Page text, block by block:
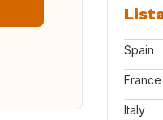
Spain
France
Italy